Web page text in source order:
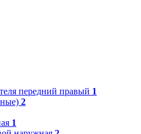
передний правый 1
2
1